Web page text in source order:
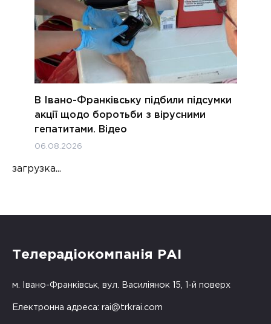
В Івано-Франківську підбили підсумки
акції щодо боротьби з вірусними
гепатитами. Відео
06.08.2026
загрузка...
Телерадіокомпанія РАІ
м. Івано-Франківськ, вул. Василіянок 15, 1-й поверх
Електронна адреса: rai@trkrai.com